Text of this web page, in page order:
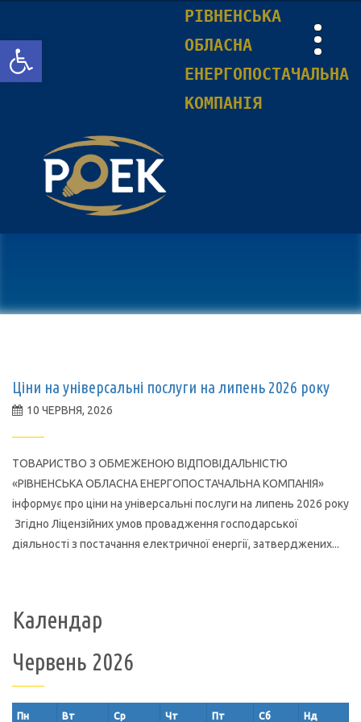
Відкрити Панель інструментів
РІВНЕНСЬКА
ОБЛАСНА
ЕНЕРГОПОСТАЧАЛЬНА
КОМПАНІЯ
Ціни на універсальні послуги на липень 2026 року
10 ЧЕРВНЯ, 2026
ТОВАРИСТВО З ОБМЕЖЕНОЮ ВІДПОВІДАЛЬНІСТЮ
«РІВНЕНСЬКА ОБЛАСНА ЕНЕРГОПОСТАЧАЛЬНА КОМПАНІЯ»
інформує про ціни на універсальні послуги на липень 2026 року
Згідно Ліцензійних умов провадження господарської
діяльності з постачання електричної енергії, затверджених...
Календар
Червень 2026
Пн Вт Ср Чт Пт Сб Нд